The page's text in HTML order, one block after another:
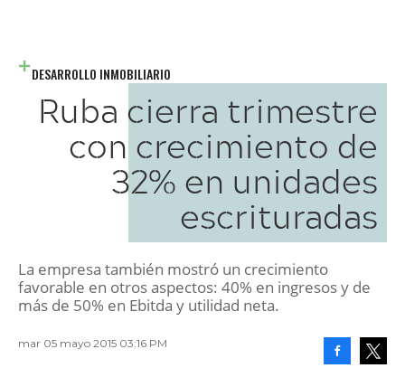
DESARROLLO INMOBILIARIO
Ruba cierra trimestre
con crecimiento de
32% en unidades
escrituradas
La empresa también mostró un crecimiento
favorable en otros aspectos: 40% en ingresos y de
más de 50% en Ebitda y utilidad neta.
mar 05 mayo 2015 03:16 PM